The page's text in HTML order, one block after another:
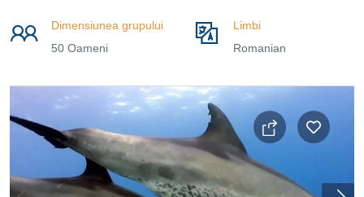
Dimensiunea grupului
50 Oameni
Limbi
Romanian